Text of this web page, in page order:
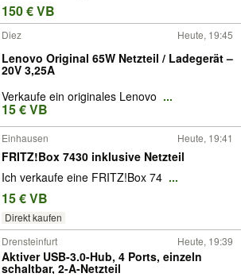
150 € VB
Diez Heute, 19:45
Lenovo Original 65W Netzteil / Ladegerät –
20V 3,25A
Verkaufe ein originales Lenovo ...
15 € VB
Einhausen Heute, 19:41
FRITZ!Box 7430 inklusive Netzteil
Ich verkaufe eine FRITZ!Box 74 ...
15 € VB
Direkt kaufen
Drensteinfurt Heute, 19:39
Aktiver USB-3.0-Hub, 4 Ports, einzeln
schaltbar, 2-A-Netzteil